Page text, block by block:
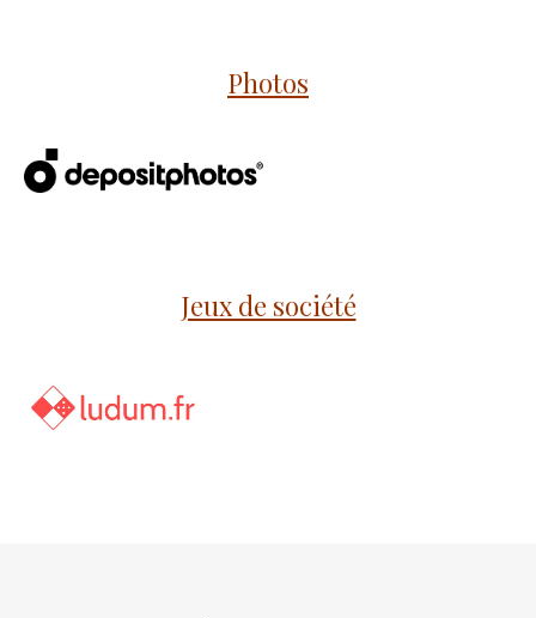
Photos
Jeux de société